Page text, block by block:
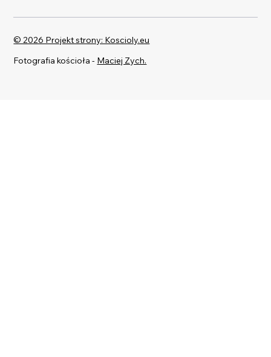
© 2026 Projekt strony: Koscioly.eu
Fotografia kościoła - Maciej Zych.